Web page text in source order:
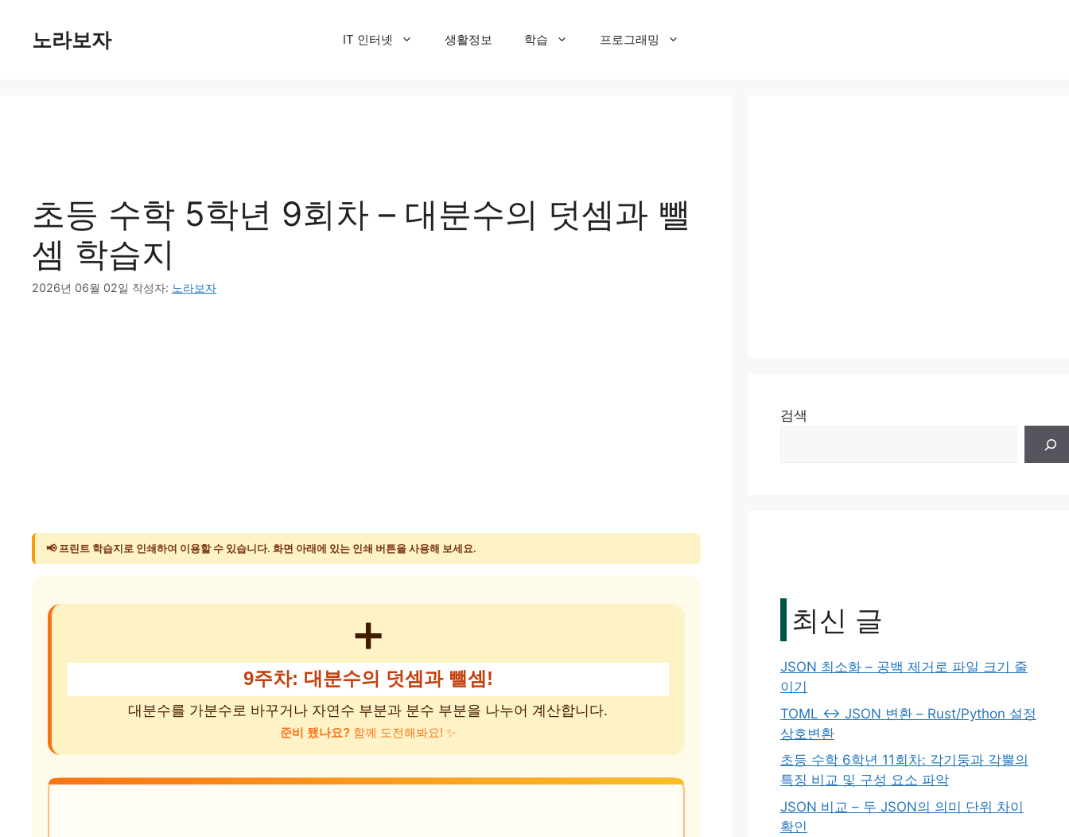
노라보자 IT 인터넷 생활정보 학습 프로그래밍
초등 수학 5학년 9회차 – 대분수의 덧셈과 뺄
셈 학습지
2026년 06월 02일 작성자: 노라보자
📢 프린트 학습지로 인쇄하여 이용할 수 있습니다. 화면 아래에 있는 인쇄 버튼을 사용해 보세요.
➕
9주차: 대분수의 덧셈과 뺄셈!
대분수를 가분수로 바꾸거나 자연수 부분과 분수 부분을 나누어 계산합니다.
준비 됐나요? 함께 도전해봐요! ✨
검색
최신 글
JSON 최소화 – 공백 제거로 파일 크기 줄
이기
TOML ↔ JSON 변환 – Rust/Python 설정
상호변환
초등 수학 6학년 11회차: 각기둥과 각뿔의
특징 비교 및 구성 요소 파악
JSON 비교 – 두 JSON의 의미 단위 차이
확인